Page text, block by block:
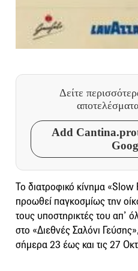
Δείτε
Add
Το διατροφικό κίνημα
προωθεί παγκοσμίως την
τους υποστηρικτές του απ’
στο «Διεθνές Σαλόνι
σήμερα 23 έως και τις 27